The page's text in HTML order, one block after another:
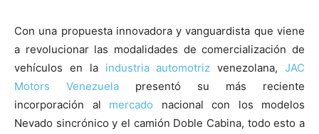
Con una propuesta innovadora y vanguardista que viene
a revolucionar las modalidades de comercialización de
vehículos en la industria automotriz venezolana,JAC
Motors
Venezuela presentó su más reciente
incorporación al mercado nacional con los modelos
Nevado sincrónico y el camión Doble Cabina, todo esto a